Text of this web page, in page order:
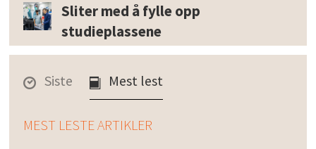
Sliter med å fylle opp
studieplassene
Siste Mest lest
MEST LESTE ARTIKLER